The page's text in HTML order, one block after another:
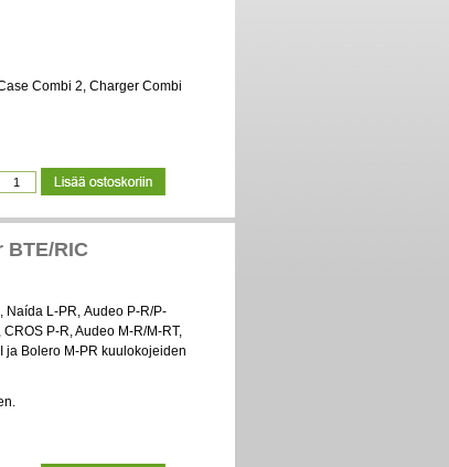
Combi 2, Charger Combi
BTE/RIC
Naída L-PR, Audeo P-R/P-
P-R, Audeo M-R/M-RT,
ja Bolero M-PR kuulokojeiden